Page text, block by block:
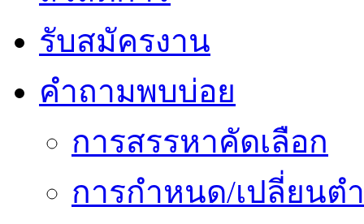
รับสมัครงาน
คำถามพบบ่อย
การสรรหาคัดเลือก
การกำหนด/เปลี่ยนต